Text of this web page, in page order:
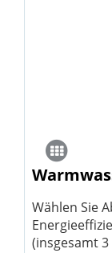
Wählen Sie
(insgesamt